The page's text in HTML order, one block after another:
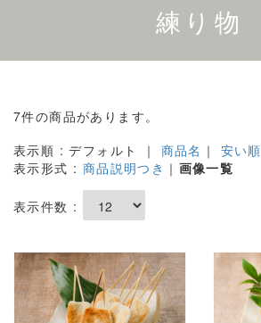
練り物
7件の商品があります。
表示順 : デフォルト ｜ 商品名 ｜ 安い順
表示形式 : 商品説明つき ｜ 画像一覧
表示件数 :